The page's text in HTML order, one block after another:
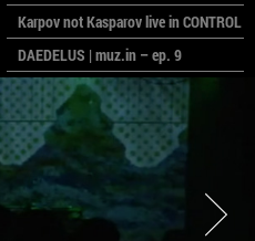
Karpov not Kasparov live in CONTROL
DAEDELUS | muz.in – ep. 9
LALELE, LALELE – prima premieră a
anului la MACAZ
CinePOLSKA – filme poloneze la
București
PEOPLE OF ROMANIA se lansează la
galeria Simeza